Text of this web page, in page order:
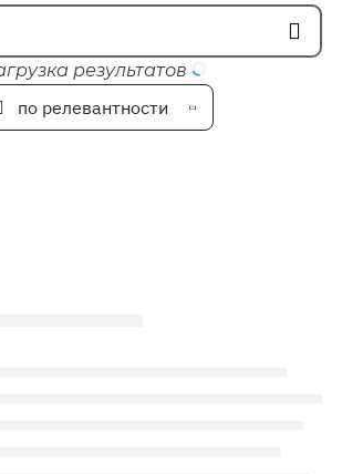
результатов
по релевантности